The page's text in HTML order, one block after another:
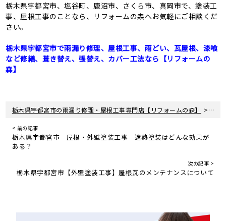
栃木県宇都宮市、塩谷町、鹿沼市、さくら市、真岡市で、塗装工
事、屋根工事のことなら、リフォームの森へお気軽にご相談くだ
さい。
栃木県宇都宮市で雨漏り修理、屋根工事、雨どい、瓦屋根、漆喰
など修繕、葺き替え、張替え、カバー工法なら【リフォームの
森】
栃木県宇都宮市の雨漏り修理・屋根工事専門店【リフォームの森】 > 新着
< 前の記事
栃木県宇都宮市 屋根・外壁塗装工事 遮熱塗装はどんな効果が
ある？
次の記事 >
栃木県宇都宮市【外壁塗装工事】屋根瓦のメンテナンスについて